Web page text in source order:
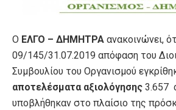
Ο ΕΛΓΟ – ΔΗΜΗΤΡΑ ανακοινώνει,
09/145/31.07.2019 απόφαση του
Συμβουλίου του Οργανισμού
αποτελέσματα αξιολόγησης 3.657
υποβλήθηκαν στο πλαίσιο της